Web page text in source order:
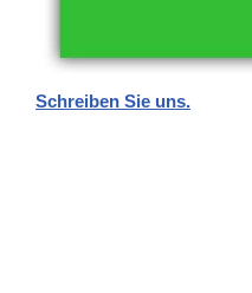
Schreiben Sie uns.